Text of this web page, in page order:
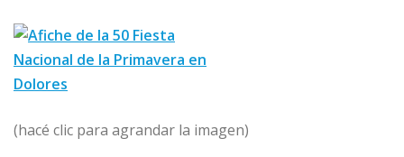
(hacé clic para agrandar la imagen)